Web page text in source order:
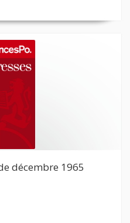
décembre 1965